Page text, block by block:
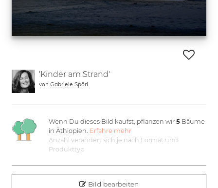
'Kinder am Strand'
von Gabriele Spörl
Wenn Du dieses Bild kaufst, pflanzen wir5 Bäume
in Äthiopien. Erfahre mehr
Anzahl verändert sich je nach Format und
Produkttyp
Bild bearbeiten